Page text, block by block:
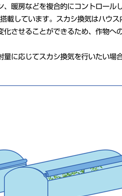
暖房などを複合的にコントロールし
しています。スカシ換気はハウス
させることができるため、作物へ
に応じてスカシ換気を行いたい場